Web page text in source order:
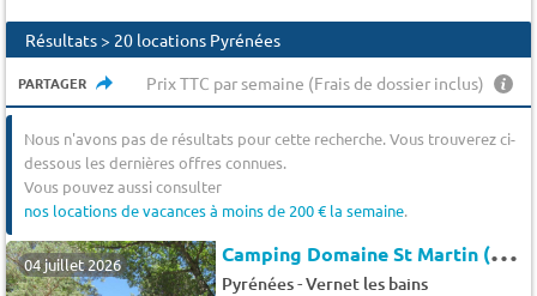
Résultats > 20 locations Pyrénées
PARTAGER Prix TTC par semaine (Frais de dossier inclus)
Nous n'avons pas de résultats pour cette recherche. Vous trouverez ci-
dessous les dernières offres connues.
Vous pouvez aussi consulter
nos locations de vacances à moins de 200 € la semaine.
04 juillet 2026 C
amping Domaine St Martin (Casteil à 2 km)
Pyrénées-Vernet les bains